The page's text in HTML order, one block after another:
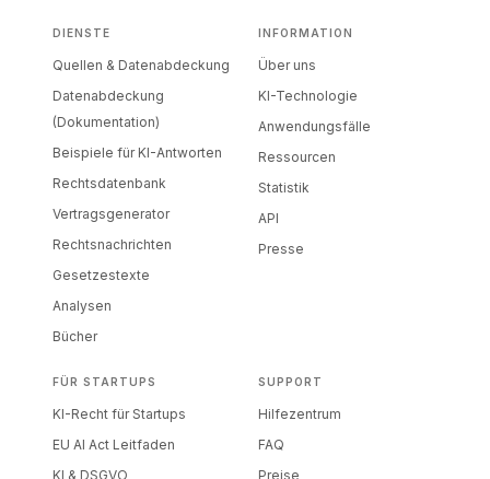
DIENSTE
Quellen & Datenabdeckung
Datenabdeckung
(Dokumentation)
Beispiele für KI-Antworten
Rechtsdatenbank
Vertragsgenerator
Rechtsnachrichten
Gesetzestexte
Analysen
Bücher
INFORMATION
Über uns
KI-Technologie
Anwendungsfälle
Ressourcen
Statistik
API
Presse
FÜR STARTUPS
KI-Recht für Startups
EU AI Act Leitfaden
KI & DSGVO
SUPPORT
Hilfezentrum
FAQ
Preise